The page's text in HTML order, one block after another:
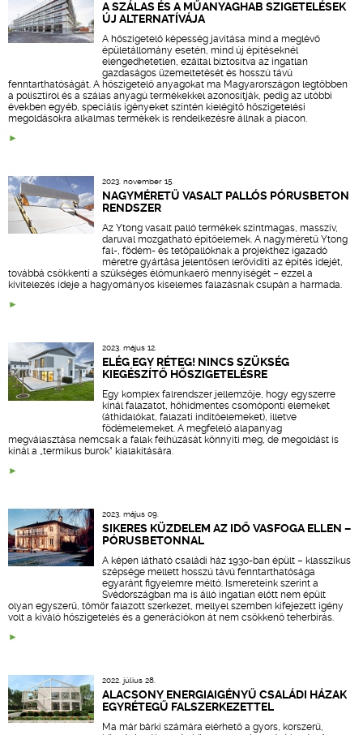
A SZÁLAS ÉS A MŰANYAGHAB SZIGETELÉSEK
ÚJ ALTERNATÍVÁJA
A hőszigetelő képesség javítása mind a meglévő
épületállomány esetén, mind új építéseknél
elengedhetetlen, ezáltal biztosítva az ingatlan
gazdaságos üzemeltetését és hosszú távú
fenntarthatóságát. A hőszigetelő anyagokat ma Magyarországon legtöbben
a polisztirol és a szálas anyagú termékekkel azonosítják, pedig az utóbbi
években egyéb, speciális igényeket szintén kielégítő hőszigetelési
megoldásokra alkalmas termékek is rendelkezésre állnak a piacon.
2023. november 15.
NAGYMÉRETŰ VASALT PALLÓS PÓRUSBETON
RENDSZER
Az Ytong vasalt palló termékek szintmagas, masszív,
daruval mozgatható építőelemek. A nagyméretű Ytong
fal-, födém- és tetőpallóknak a projekthez igazadó
méretre gyártása jelentősen lerövidíti az építés idejét,
továbbá csökkenti a szükséges élőmunkaerő mennyiségét – ezzel a
kivitelezés ideje a hagyományos kiselemes falazásnak csupán a harmada.
2023. május 12.
ELÉG EGY RÉTEG! NINCS SZÜKSÉG
KIEGÉSZÍTŐ HŐSZIGETELÉSRE
Egy komplex falrendszer jellemzője, hogy egyszerre
kínál falazatot, hőhídmentes csomóponti elemeket
(áthidalókat, falazati indítóelemeket), illetve
födémelemeket. A megfelelő alapanyag
megválasztása nemcsak a falak felhúzását könnyíti meg, de megoldást is
kínál a „termikus burok” kialakítására.
2023. május 09.
SIKERES KÜZDELEM AZ IDŐ VASFOGA ELLEN –
PÓRUSBETONNAL
A képen látható családi ház 1930-ban épült – klasszikus
szépsége mellett hosszú távú fenntarthatósága
egyaránt figyelemre méltó. Ismereteink szerint a
Svédországban ma is álló ingatlan előtt nem épült
olyan egyszerű, tömör falazott szerkezet, mellyel szemben kifejezett igény
volt a kiváló hőszigetelés és a generációkon át nem csökkenő teherbírás.
2022. július 28.
ALACSONY ENERGIAIGÉNYŰ CSALÁDI HÁZAK
EGYRÉTEGŰ FALSZERKEZETTEL
Ma már bárki számára elérhető a gyors, korszerű,